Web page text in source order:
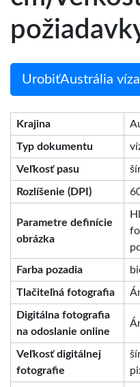
UrobiťAustrália
Krajina
Typ dokumentu
Veľkosť pasu
Rozlíšenie (DPI)
Parametre definície
obrázka
Farba pozadia
Tlačiteľná fotografia
Digitálna fotografia
na odoslanie online
Veľkosť digitálnej
fotografie